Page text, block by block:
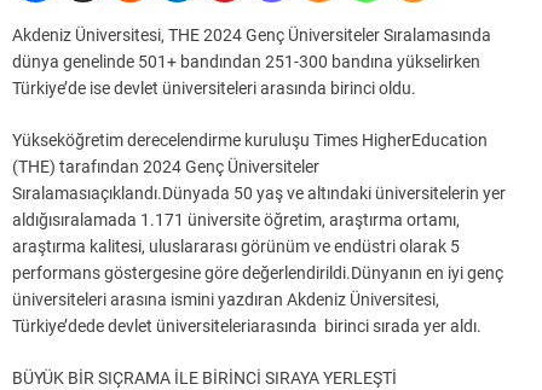
Akdeniz Üniversitesi, THE 2024 Genç Üniversiteler Sıralamasında
dünya genelinde 501+ bandından 251-300 bandına yükselirken
Türkiye’de ise devlet üniversiteleri arasında birinci oldu.
Yükseköğretim derecelendirme kuruluşu Times HigherEducation
(THE) tarafından 2024 Genç Üniversiteler
Sıralamasıaçıklandı.Dünyada 50 yaş ve altındaki üniversitelerin yer
aldığısıralamada 1.171 üniversite öğretim, araştırma ortamı,
araştırma kalitesi, uluslararası görünüm ve endüstri olarak 5
performans göstergesine göre değerlendirildi.Dünyanın en iyi genç
üniversiteleri arasına ismini yazdıran Akdeniz Üniversitesi,
Türkiye’dede devlet üniversiteleriarasında birinci sırada yer aldı.
BÜYÜK BİR SIÇRAMA İLE BİRİNCİ SIRAYA YERLEŞTİ